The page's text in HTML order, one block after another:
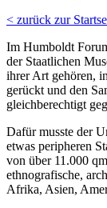
< zurück zur
Im Humboldt
der Staatlichen
ihrer Art gehören,
gerückt und den
gleichberechtigt
Dafür musste der
etwas peripheren
von über 11.000
ethnografische,
Afrika, Asien,